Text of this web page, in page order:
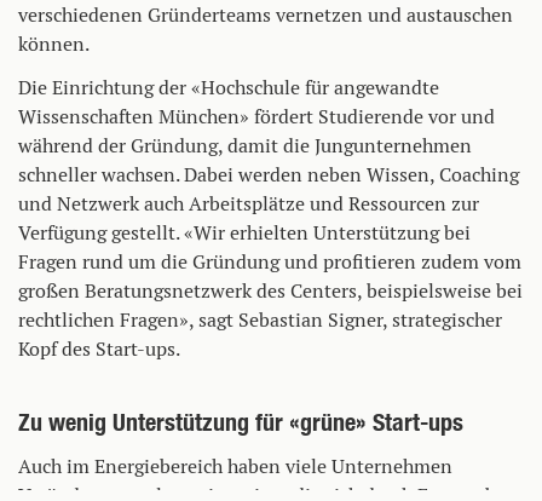
verschiedenen Gründerteams vernetzen und austauschen
können.
Die Einrichtung der «Hochschule für angewandte
Wissenschaften München» fördert Studierende vor und
während der Gründung, damit die Jungunternehmen
schneller wachsen. Dabei werden neben Wissen, Coaching
und Netzwerk auch Arbeitsplätze und Ressourcen zur
Verfügung gestellt. «Wir erhielten Unterstützung bei
Fragen rund um die Gründung und profitieren zudem vom
großen Beratungsnetzwerk des Centers, beispielsweise bei
rechtlichen Fragen», sagt Sebastian Signer, strategischer
Kopf des Start-ups.
Zu wenig Unterstützung für «grüne» Start-ups
Auch im Energiebereich haben viele Unternehmen
Veränderungen lange ignoriert, die sich durch Erneuerbare